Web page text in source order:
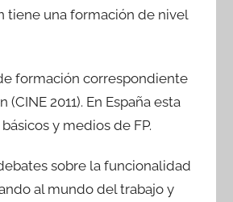
tiene una formación de nivel
formación correspondiente
2011). En España esta
y medios de FP.
sobre la funcionalidad
al mundo del trabajo y